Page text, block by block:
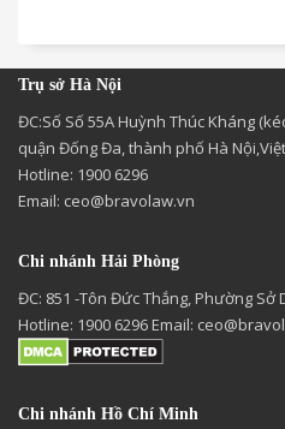
Trụ sở Hà Nội
ĐC:Số Số 55A Huỳnh Thúc Kháng
quận Đống Đa, thành phố Hà
Hotline: 1900 6296
Email: ceo@bravolaw.vn
Chi nhánh Hải Phòng
ĐC: 851 -Tôn Đức Thắng, Phường Sở
Hotline: 1900 6296 Email:
Chi nhánh Hồ Chí Minh